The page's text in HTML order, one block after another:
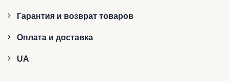
Гарантия и возврат товаров
Оплата и доставка
UA